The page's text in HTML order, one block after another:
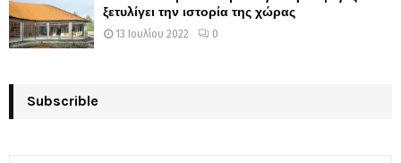
ξετυλίγει την ιστορία της χώρας
13 Ιουλίου 2022 0
Subscrible